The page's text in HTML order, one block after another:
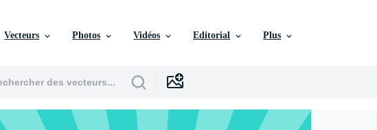
Vecteurs Photos Vidéos Editorial Plus